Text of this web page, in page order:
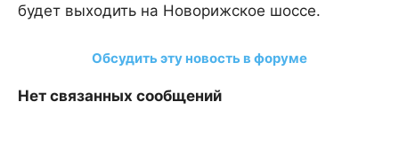
будет выходить на Новорижское шоссе.
Обсудить эту новость в форуме
Нет связанных сообщений